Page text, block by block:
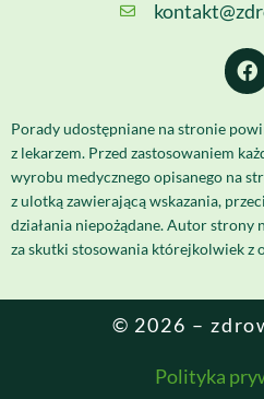
Porady udostępniane na stronie
z lekarzem. Przed zastosowaniem
wyrobu medycznego opisanego na
z ulotką zawierającą wskazania,
działania niepożądane. Autor strony
za skutki stosowania którejkolwiek z
© 2026 –
Polityka